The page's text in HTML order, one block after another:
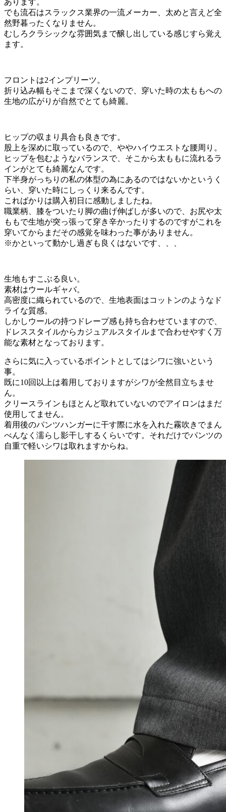
でも流石はスラックス業界の一流メーカー、太めと言えど全
然野暮ったくなりません。
むしろクラシックな雰囲気まで醸し出している感じすら覚え
ます。
フロントは2インプリーツ。
折り込み幅もそこまで深くないので、穿いた時の太ももへの
生地の広がりが自然でとても綺麗。
ヒップの収まり具合も良きです。
股上を深めに取っているので、ややハイウエストな腰周り。
ヒップを包むようなバランスで、そこから太ももに流れるラ
インがとても綺麗なんです。
下半身がっちりの私の体型の為にあるのではないかというく
らい、穿いた時にしっくり来るんです。
こればかりは購入初日に感動しましたね。
職業柄、膝をついたり脚の曲げ伸ばしが多いので、お尻や太
ももで生地が突っ張って穿き辛かったりするのですがこれを
穿いてからまだその感覚を味わった事がありません。
※かといって動かし過ぎも良くはないです、、、
生地もすこぶる良い。
素材はウールギャバ。
高密度に織られているので、生地表面はコットンのようなド
ライな質感。
しかしウールの持つドレープ感も持ち合わせていますので、
ドレススタイルからカジュアルスタイルまで合わせやすく万
能な素材となっております。
さらに気に入っているポイントとしてはシワに強いという
事。
既に10回以上は着用しておりますがシワが全然目立ちませ
ん。
クリースラインもほとんど取れていないのでアイロンはまだ
使用してません。
着用後のパンツハンガーに干す際に水を入れた霧吹きでまん
べんなく濡らし影干しするくらいです。それだけでパンツの
自重で軽いシワは取れますからね。